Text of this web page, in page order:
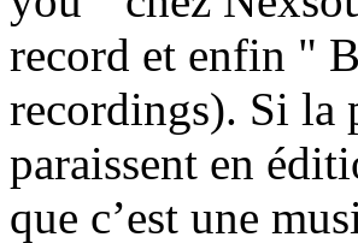
record et enfin "
recordings). Si la
paraissent en
que c’est une